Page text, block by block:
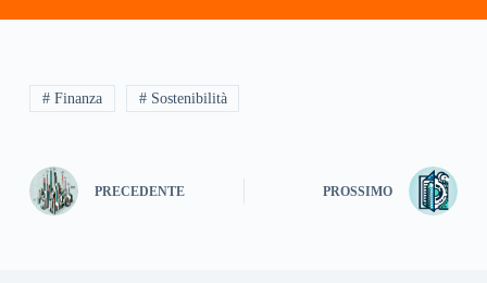
# Finanza # Sostenibilità
PRECEDENTE PROSSIMO